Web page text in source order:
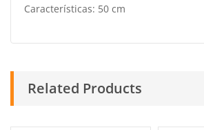
Características: 50 cm
Related Products